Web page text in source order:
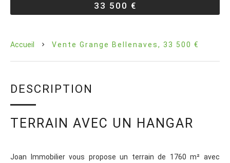
33 500 €
Accueil Vente Grange Bellenaves, 33 500 €
DESCRIPTION
TERRAIN AVEC UN HANGAR
Joan Immobilier vous propose un terrain de 1760 m² avec